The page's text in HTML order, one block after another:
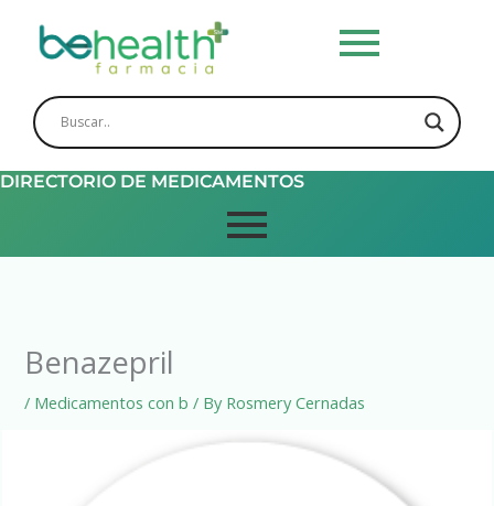
DIRECTORIO DE MEDICAMENTOS
Benazepril
/ Medicamentos con b / By Rosmery Cernadas